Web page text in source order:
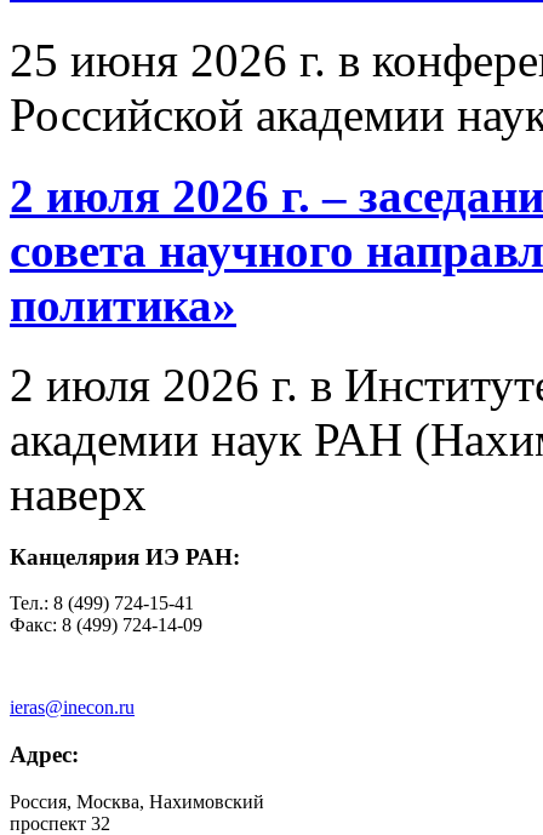
25 июня 2026 г. в
Российской академии
2 июля 2026 г. –
совета научного
политика»
2 июля 2026 г. в
академии наук РАН
наверх
Канцелярия ИЭ РАН:
Тел.: 8 (499) 724-15-41
Факс: 8 (499) 724-14-09
ieras@inecon.ru
Адрес:
Россия, Москва, Нахимовский
проспект 32